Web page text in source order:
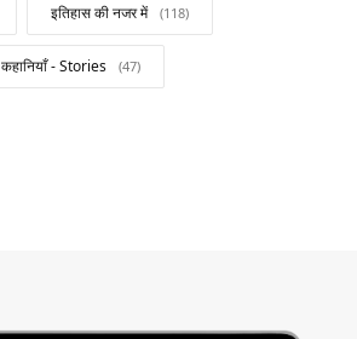
इतिहास की नजर में
कहानियाँ - Stories
International